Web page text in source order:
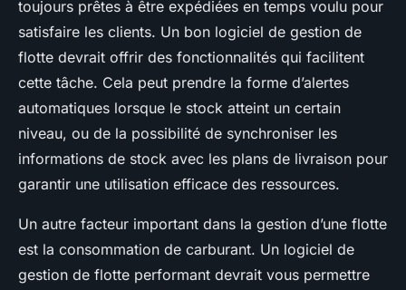
toujours prêtes à être expédiées en temps voulu pour
satisfaire les clients. Un bon logiciel de gestion de
flotte devrait offrir des fonctionnalités qui facilitent
cette tâche. Cela peut prendre la forme d’alertes
automatiques lorsque le stock atteint un certain
niveau, ou de la possibilité de synchroniser les
informations de stock avec les plans de livraison pour
garantir une utilisation efficace des ressources.
Un autre facteur important dans la gestion d’une flotte
est la consommation de carburant. Un logiciel de
gestion de flotte performant devrait vous permettre